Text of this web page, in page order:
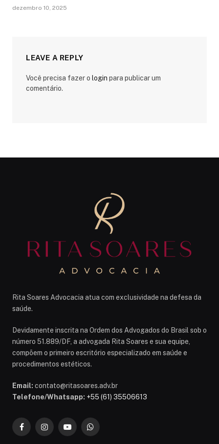
dezembro 10, 2025
LEAVE A REPLY
Você precisa fazer o login para publicar um
comentário.
Rita Soares Advocacia atua com exclusividade na defesa da
saúde.
Devidamente inscrita na Ordem dos Advogados do Brasil sob o
número 51.889/DF, a advogada Rita Soares e sua equipe,
compõem o primeiro escritório especializado em saúde e
procedimentos estéticos.
Email: contato@ritasoares.adv.br
Telefone/Whatsapp: +55 (61) 35506613
FacebookInstagramYouTubeWhatsApp